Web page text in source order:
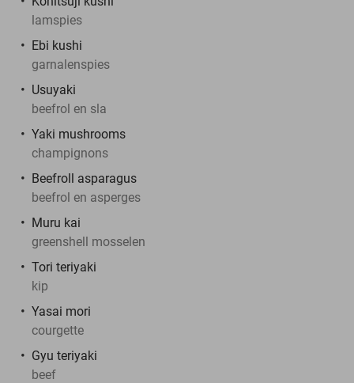
lamspies
Ebi kushi
garnalenspies
Usuyaki
beefrol en sla
Yaki mushrooms
champignons
Beefroll asparagus
beefrol en asperges
Muru kai
greenshell mosselen
Tori teriyaki
kip
Yasai mori
courgette
Gyu teriyaki
beef